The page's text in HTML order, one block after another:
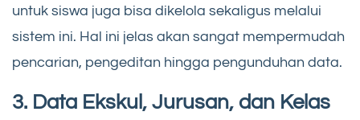
untuk siswa juga bisa dikelola sekaligus melalui
sistem ini. Hal ini jelas akan sangat mempermudah
pencarian, pengeditan hingga pengunduhan data.
3. Data Ekskul, Jurusan, dan Kelas